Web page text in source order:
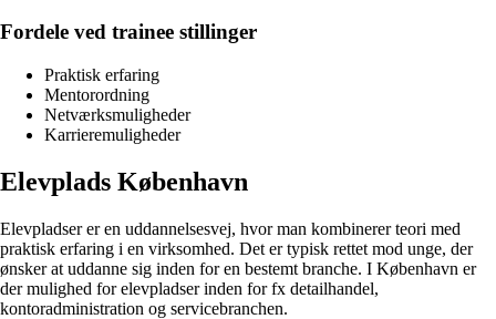
Fordele ved trainee stillinger
Praktisk erfaring
Mentorordning
Netværksmuligheder
Karrieremuligheder
Elevplads København
Elevpladser er en uddannelsesvej, hvor man kombinerer teori med
praktisk erfaring i en virksomhed. Det er typisk rettet mod unge, der
ønsker at uddanne sig inden for en bestemt branche. I København er
der mulighed for elevpladser inden for fx detailhandel,
kontoradministration og servicebranchen.